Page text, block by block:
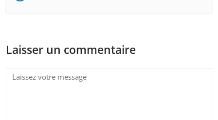
Laisser un commentaire